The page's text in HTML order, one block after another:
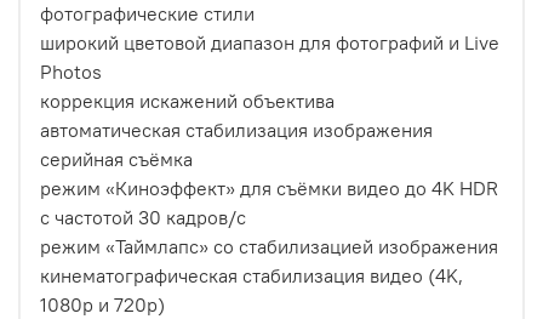
фотографические стили
широкий цветовой диапазон для фотографий и Live
Photos
коррекция искажений объектива
автоматическая стабилизация изображения
серийная съëмка
режим «Киноэффект» для съёмки видео до 4K HDR
с частотой 30 кадров/с
режим «Таймлапс» со стабилизацией изображения
кинематографическая стабилизация видео (4K,
1080p и 720p)